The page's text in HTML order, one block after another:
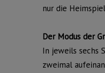
nur die
Der Modus der
In jeweils sechs
zweimal